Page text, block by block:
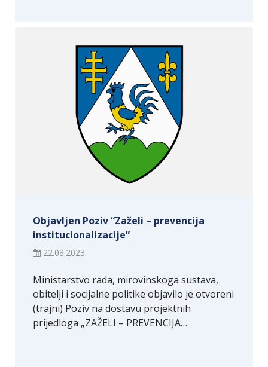
Objavljen Poziv “Zaželi – prevencija
institucionalizacije”
22.08.2023.
Ministarstvo rada, mirovinskoga sustava,
obitelji i socijalne politike objavilo je otvoreni
(trajni) Poziv na dostavu projektnih
prijedloga „ZAŽELI – PREVENCIJA…